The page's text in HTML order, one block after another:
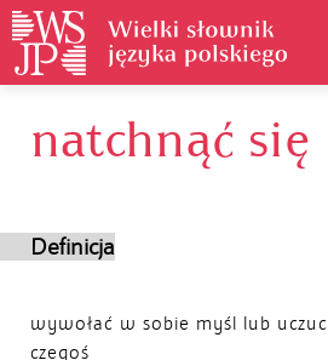
Historia
natchnąć się
Definicja
wywołać w sobie myśl lub
czegoś